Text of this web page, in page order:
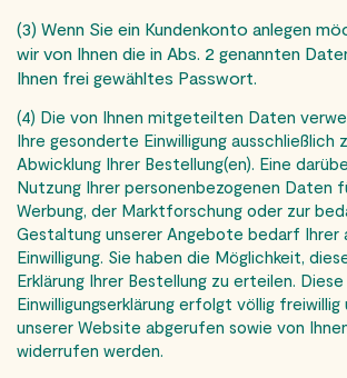
(3) Wenn Sie ein Kundenkonto anlegen
wir von Ihnen die in Abs. 2 genannten
Ihnen frei gewähltes Passwort.
(4) Die von Ihnen mitgeteilten Daten
Ihre gesonderte Einwilligung ausschließlich
Abwicklung Ihrer Bestellung(en). Eine
Nutzung Ihrer personenbezogenen Daten
Werbung, der Marktforschung oder zur
Gestaltung unserer Angebote bedarf Ihrer
Einwilligung. Sie haben die Möglichkeit,
Erklärung Ihrer Bestellung zu erteilen. Diese
Einwilligungserklärung erfolgt völlig freiwillig
unserer Website abgerufen sowie von
widerrufen werden.